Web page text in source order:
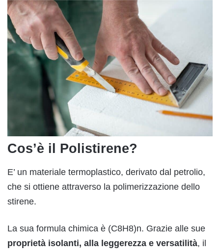
Cos’è il Polistirene?
E’ un materiale termoplastico, derivato dal petrolio,
che si ottiene attraverso la polimerizzazione dello
stirene.
La sua formula chimica è (C8H8)n. Grazie alle sue
proprietà isolanti, alla leggerezza e versatilità, il